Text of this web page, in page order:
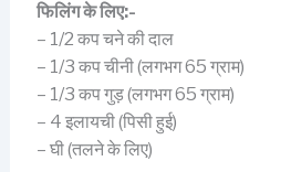
फिलिंग के लिए:-
– 1/2 कप चने की दाल
– 1/3 कप चीनी (लगभग 65 ग्राम)
– 1/3 कप गुड़ (लगभग 65 ग्राम)
– 4 इलायची (पिसी हुई)
– घी (तलने के लिए)